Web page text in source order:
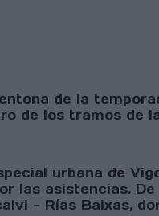
de la
de los tramos de
urbana de
las asistencias.
- Rías Baixas,